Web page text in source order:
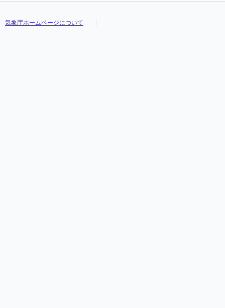
気象庁ホームページについて